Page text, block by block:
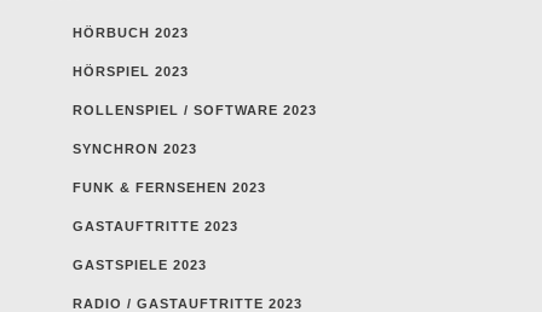
HÖRBUCH 2023
HÖRSPIEL 2023
ROLLENSPIEL / SOFTWARE 2023
SYNCHRON 2023
FUNK & FERNSEHEN 2023
GASTAUFTRITTE 2023
GASTSPIELE 2023
RADIO / GASTAUFTRITTE 2023